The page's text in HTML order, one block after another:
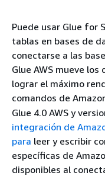
Puede usar Glue for
tablas en bases de
conectarse a las
Glue AWS mueve
lograr el máximo
comandos de
Glue 4.0 AWS y
integración de
para leer y escribir
específicas de
disponibles al